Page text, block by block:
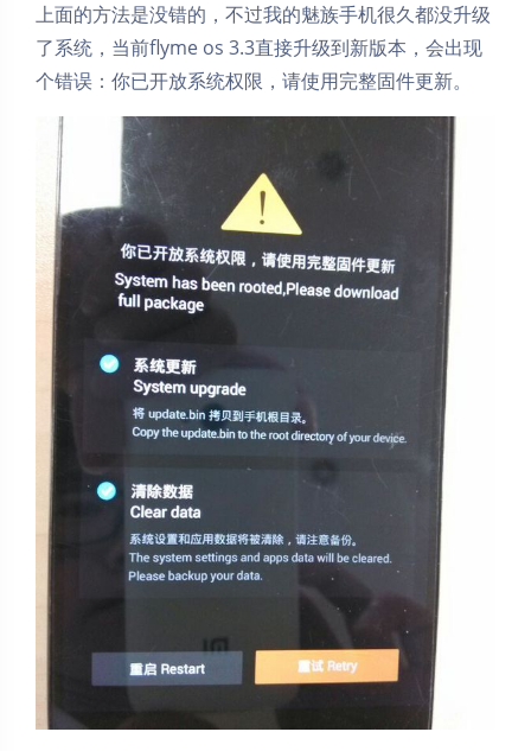
上面的方法是没错的，不过我的魅族手机很久都没升级
了系统，当前flyme os 3.3直接升级到新版本，会出现
个错误：你已开放系统权限，请使用完整固件更新。